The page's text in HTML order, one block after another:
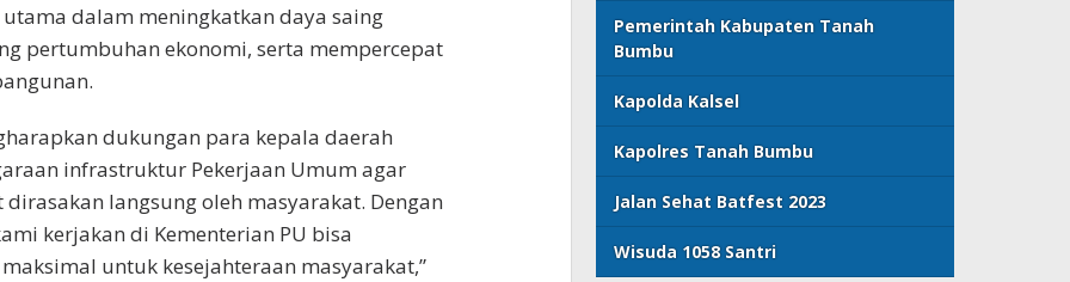
dalam meningkatkan daya saing
pertumbuhan ekonomi, serta mempercepat
dukungan para kepala daerah
infrastruktur Pekerjaan Umum agar
langsung oleh masyarakat. Dengan
kerjakan di Kementerian PU bisa
untuk kesejahteraan masyarakat,”
Pemerintah Kabupaten Tanah
Bumbu
Kapolda Kalsel
Kapolres Tanah Bumbu
Jalan Sehat Batfest 2023
Wisuda 1058 Santri